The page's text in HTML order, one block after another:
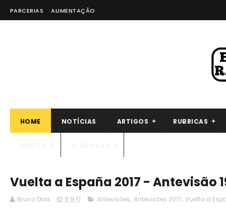
PARCERIAS ALIMENTAÇÃO
HOME NOTÍCIAS ARTIGOS RUBRICAS
Vuelta a España 2017 - Antevisão
Bruno Dias 8.9.17 Antevisões, Antevisões 2017, Vuelta a